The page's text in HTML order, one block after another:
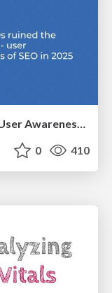
Have SEOs Ruined the Internet? - User Awareness of SEO in 2025
0 410